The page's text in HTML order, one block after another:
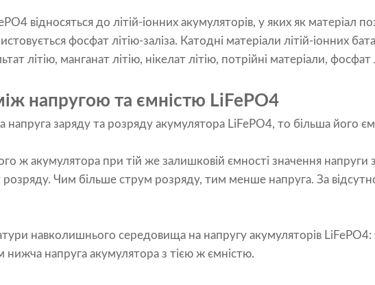
відносяться до літій-іонних акумуляторів, у яких як матеріал
фосфат літію-заліза. Катодні матеріали літій-іонних
літію, манганат літію, нікелат літію, потрійні матеріали, фосфат
напругою та ємністю LiFePO4
заряду та розряду акумулятора LiFePO4, то більша його
ж акумулятора при тій же залишковій ємності значення напруги
Чим більше струм розряду, тим менше напруга. За
навколишнього середовища на напругу акумуляторів
нижча напруга акумулятора з тією ж ємністю.